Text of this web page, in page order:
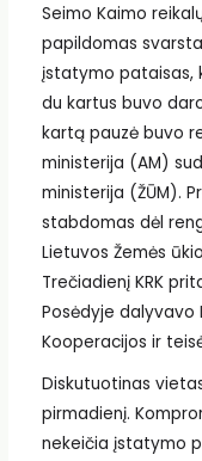
Seimo Kaimo
papildomas
įstatymo pataisas,
du kartus buvo
kartą pauzė buvo
ministerija (AM)
ministerija (ŽŪM).
stabdomas dėl
Lietuvos Žemės
Trečiadienį KRK
Posėdyje dalyvavo
Kooperacijos ir
Diskutuotinas
pirmadienį.
nekeičia įstatymo